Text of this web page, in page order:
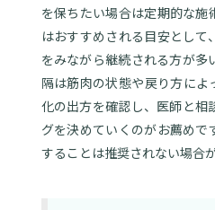
を保ちたい場合は定期的な施
はおすすめされる目安とし
をみながら継続される方が多
隔は筋肉の状態や戻り方によ
化の出方を確認し、医師と相
グを決めていくのがお薦めで
することは推奨されない場合